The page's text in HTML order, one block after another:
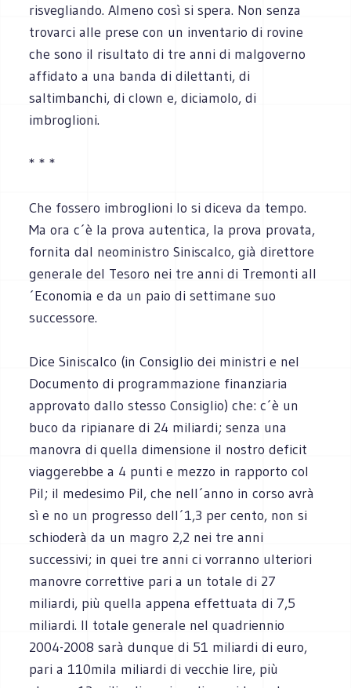
risvegliando. Almeno così si spera. Non senza
trovarci alle prese con un inventario di rovine
che sono il risultato di tre anni di malgoverno
affidato a una banda di dilettanti, di
saltimbanchi, di clown e, diciamolo, di
imbroglioni.
* * *
Che fossero imbroglioni lo si diceva da tempo.
Ma ora c´è la prova autentica, la prova provata,
fornita dal neoministro Siniscalco, già direttore
generale del Tesoro nei tre anni di Tremonti all
´Economia e da un paio di settimane suo
successore.
Dice Siniscalco (in Consiglio dei ministri e nel
Documento di programmazione finanziaria
approvato dallo stesso Consiglio) che: c´è un
buco da ripianare di 24 miliardi; senza una
manovra di quella dimensione il nostro deficit
viaggerebbe a 4 punti e mezzo in rapporto col
Pil; il medesimo Pil, che nell´anno in corso avrà
sì e no un progresso dell´1,3 per cento, non si
schioderà da un magro 2,2 nei tre anni
successivi; in quei tre anni ci vorranno ulteriori
manovre correttive pari a un totale di 27
miliardi, più quella appena effettuata di 7,5
miliardi. Il totale generale nel quadriennio
2004-2008 sarà dunque di 51 miliardi di euro,
pari a 110mila miliardi di vecchie lire, più